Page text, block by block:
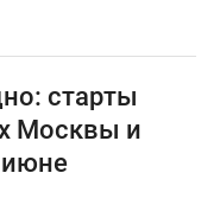
старты
Москвы и
июне